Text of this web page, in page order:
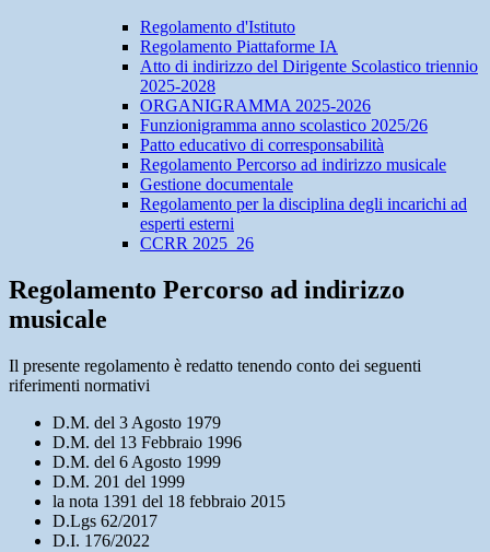
Regolamento d'Istituto
Regolamento Piattaforme IA
Atto di indirizzo del Dirigente Scolastico triennio
2025-2028
ORGANIGRAMMA 2025-2026
Funzionigramma anno scolastico 2025/26
Patto educativo di corresponsabilità
Regolamento Percorso ad indirizzo musicale
Gestione documentale
Regolamento per la disciplina degli incarichi ad
esperti esterni
CCRR 2025_26
Regolamento Percorso ad indirizzo
musicale
Il presente regolamento è redatto tenendo conto dei seguenti
riferimenti normativi
D.M. del 3 Agosto 1979
D.M. del 13 Febbraio 1996
D.M. del 6 Agosto 1999
D.M. 201 del 1999
la nota 1391 del 18 febbraio 2015
D.Lgs 62/2017
D.I. 176/2022